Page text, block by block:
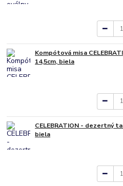
Kompótová misa
14,5cm, biela
CELEBRATION - dezertný
biela